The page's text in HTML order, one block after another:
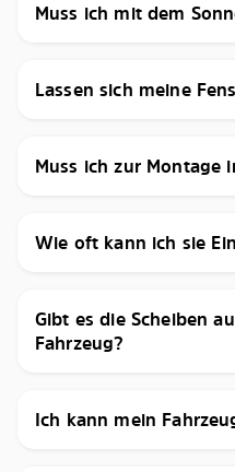
Muss ich mit dem
Lassen sich meine
Muss ich zur Montage
Wie oft kann ich sie
Gibt es die Scheiben
Fahrzeug?
Ich kann mein